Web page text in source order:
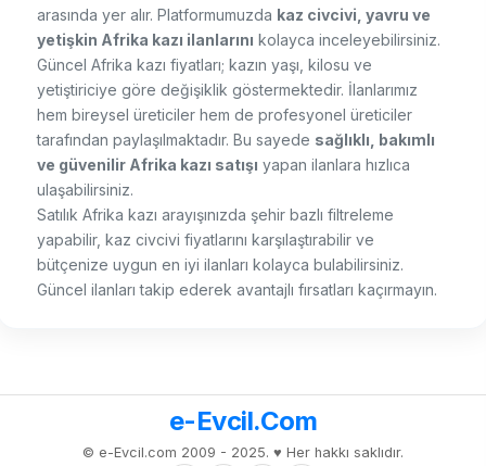
arasında yer alır. Platformumuzda kaz civcivi, yavru ve
yetişkin Afrika kazı ilanlarını kolayca inceleyebilirsiniz.
Güncel Afrika kazı fiyatları; kazın yaşı, kilosu ve
yetiştiriciye göre değişiklik göstermektedir. İlanlarımız
hem bireysel üreticiler hem de profesyonel üreticiler
tarafından paylaşılmaktadır. Bu sayede sağlıklı, bakımlı
ve güvenilir Afrika kazı satışı yapan ilanlara hızlıca
ulaşabilirsiniz.
Satılık Afrika kazı arayışınızda şehir bazlı filtreleme
yapabilir, kaz civcivi fiyatlarını karşılaştırabilir ve
bütçenize uygun en iyi ilanları kolayca bulabilirsiniz.
Güncel ilanları takip ederek avantajlı fırsatları kaçırmayın.
e-Evcil.Com
© e-Evcil.com 2009 - 2025. ♥️ Her hakkı saklıdır.